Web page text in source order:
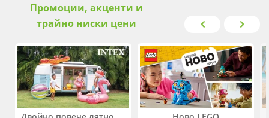
Промоции, акценти и
трайно ниски цени